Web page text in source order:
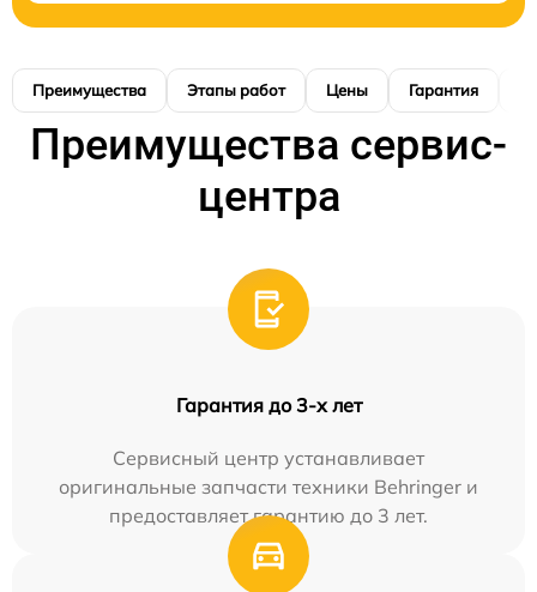
Преимущества Этапы работ Цены Гарантия
Преимущества сервис-
центра
Гарантия до 3-х лет
Сервисный центр устанавливает
оригинальные запчасти техники Behringer и
предоставляет гарантию до 3 лет.